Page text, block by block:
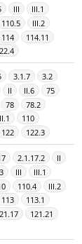
III
III.1
110.5
III.2
114
114.11
3.1.7
3.2
II II.6
75
78
78.2
110
122 122.3
2.1.17.2
II
III
III.1
110.4
III.2
113
113.1
121.21